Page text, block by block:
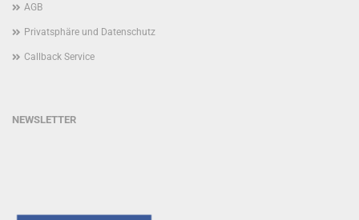
AGB
Privatsphäre und Datenschutz
Callback Service
NEWSLETTER